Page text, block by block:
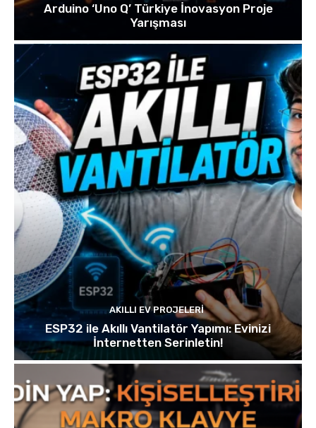
Arduino ‘Uno Q’ Türkiye İnovasyon Proje
Yarışması
AKILLI EV PROJELERI
ESP32 ile Akıllı Vantilatör Yapımı: Evinizi
İnternetten Serinletin!